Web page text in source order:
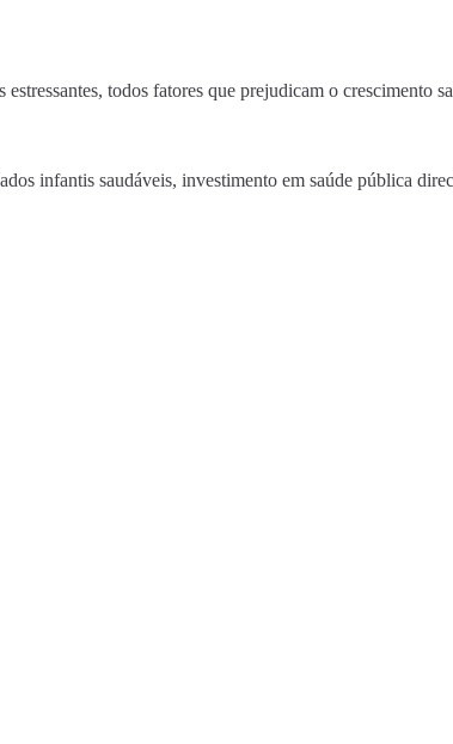
todos fatores que prejudicam o crescimento
infantis saudáveis, investimento em saúde pública